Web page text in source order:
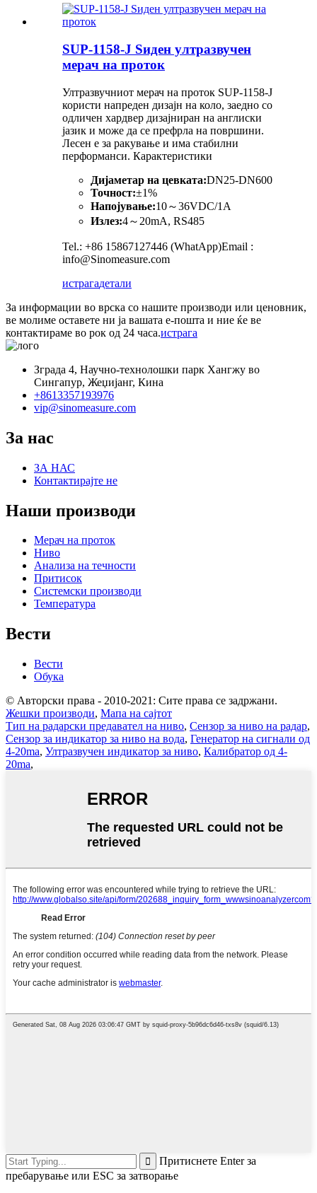
SUP-1158-J Ѕиден ултразвучен
мерач на проток
Ултразвучниот мерач на проток SUP-1158-J
користи напреден дизајн на коло, заедно со
одличен хардвер дизајниран на англиски
јазик и може да се префрла на површини.
Лесен е за ракување и има стабилни
перформанси. Карактеристики
Дијаметар на цевката:DN25-DN600
Точност:±1%
Напојување:10～36VDC/1A
Излез:4～20mA, RS485
Tel.: +86 15867127446 (WhatApp)Email :
info@Sinomeasure.com
истрагадетали
За информации во врска со нашите производи или ценовник,
ве молиме оставете ни ја вашата е-пошта и ние ќе ве
контактираме во рок од 24 часа.истрага
Зграда 4, Научно-технолошки парк Хангжу во
Сингапур, Жеџијанг, Кина
+8613357193976
vip@sinomeasure.com
За нас
ЗА НАС
Контактирајте не
Наши производи
Мерач на проток
Ниво
Анализа на течности
Притисок
Системски производи
Температура
Вести
Вести
Обука
© Авторски права - 2010-2021: Сите права се задржани.
Жешки производи, Мапа на сајтот
Тип на радарски предавател на ниво, Сензор за ниво на радар,
Сензор за индикатор за ниво на вода, Генератор на сигнали од
4-20ma, Ултразвучен индикатор за ниво, Калибратор од 4-
20ma,
Притиснете Enter за
пребарување или ESC за затворање